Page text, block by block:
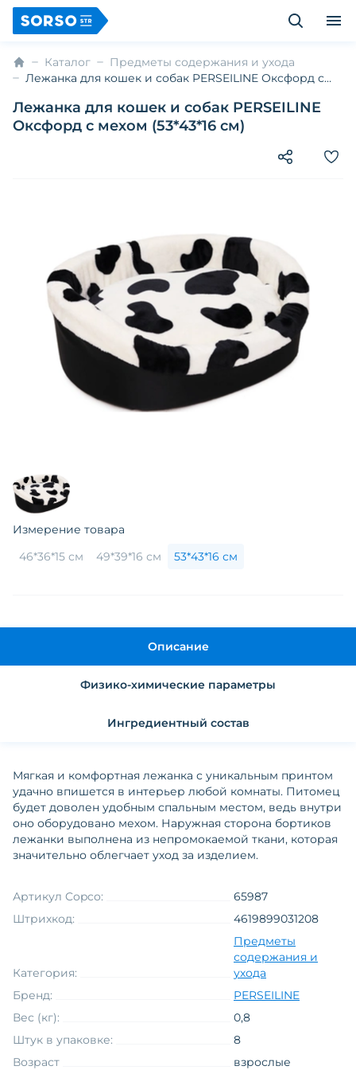
Каталог
Предметы содержания и ухода
Лежанка для кошек и собак PERSEILINE Оксфорд с
Лежанка для кошек и собак PERSEILINE
Оксфорд с мехом (53*43*16 см)
Измерение товара
46*36*15 см
49*39*16 см 53*43*16 см
Описание
Физико-химические параметры
Ингредиентный состав
Мягкая и комфортная лежанка с уникальным принтом
удачно впишется в интерьер любой комнаты. Питомец
будет доволен удобным спальным местом, ведь внутри
оно оборудовано мехом. Наружная сторона бортиков
лежанки выполнена из непромокаемой ткани, которая
значительно облегчает уход за изделием.
Артикул Copco:
65987
Штрихкод:
4619899031208
Категория:
Предметы
содержания и
ухода
Бренд:
PERSEILINE
Вес (кг):
0,8
Штук в упаковке:
8
Возраст
взрослые